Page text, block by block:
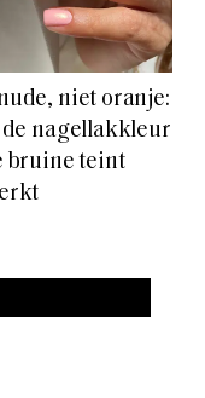
niet oranje:
nagellakkleur
bruine teint